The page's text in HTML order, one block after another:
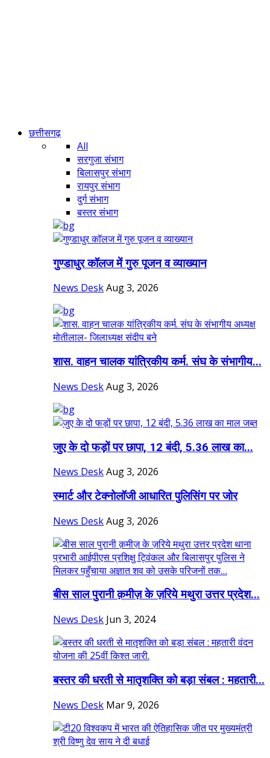
छत्तीसगढ़
All
सरगुजा संभाग
बिलासपुर संभाग
रायपुर संभाग
दुर्ग संभाग
बस्तर संभाग
गुण्डाधुर कॉलज में गुरु पूजन व व्याख्यान
News DeskAug 3, 2026
शास. वाहन चालक यांत्रिकीय कर्म. संघ के संभागीय...
News DeskAug 3, 2026
जुए के दो फड़ों पर छापा, 12 बंदी, 5.36 लाख का...
News DeskAug 3, 2026
स्मार्ट और टेक्नोलॉजी आधारित पुलिसिंग पर जोर
News DeskAug 3, 2026
बीस साल पुरानी क़मीज़ के ज़रिये मथुरा उत्तर प्रदेश...
News Desk Jun 3, 2024
बस्तर की धरती से मातृशक्ति को बड़ा संबल : महतारी...
News Desk Mar 9, 2026